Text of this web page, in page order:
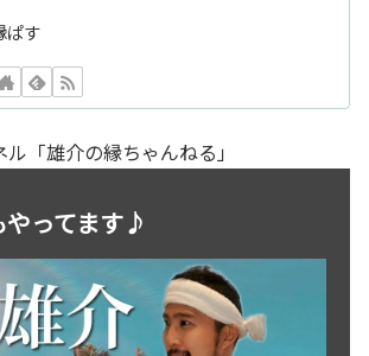
ぱす
「雄介の縁ちゃんねる」
ってます♪